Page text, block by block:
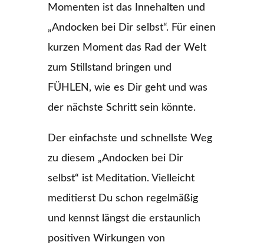
Momenten ist das Innehalten und
„Andocken bei Dir selbst“. Für einen
kurzen Moment das Rad der Welt
zum Stillstand bringen und
FÜHLEN, wie es Dir geht und was
der nächste Schritt sein könnte.
Der einfachste und schnellste Weg
zu diesem „Andocken bei Dir
selbst“ ist Meditation. Vielleicht
meditierst Du schon regelmäßig
und kennst längst die erstaunlich
positiven Wirkungen von